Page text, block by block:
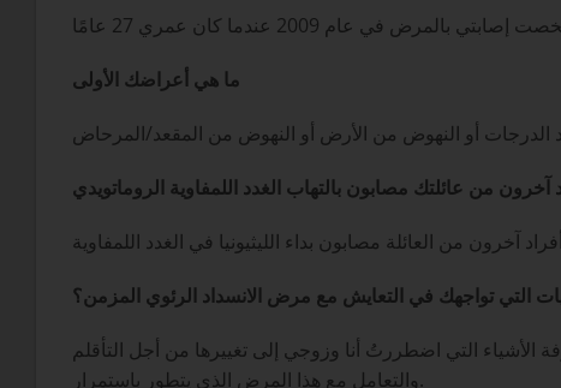
ما هي أعراضك الأولى
التي تواجهك في التعايش مع مرض الانسداد الرئوي المزمن؟
التي اضطررتُ أنا وزوجي إلى تغييرها من أجل التأقلم
والتعامل مع هذا المرض الذي يتطور باستمرار.